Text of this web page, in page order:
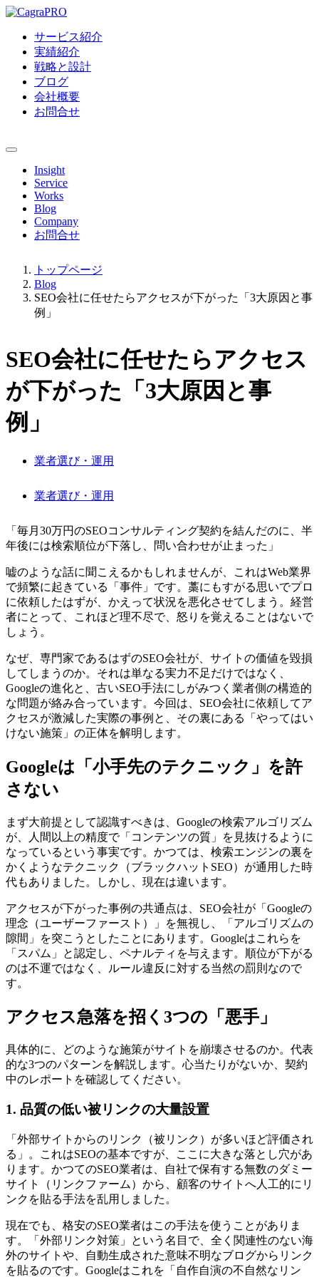
サービス紹介
実績紹介
戦略と設計
ブログ
会社概要
お問合せ
Insight
Service
Works
Blog
Company
お問合せ
トップページ
Blog
SEO会社に任せたらアクセスが下がった「3大原因と事
例」
SEO会社に任せたらアクセス
が下がった「3大原因と事
例」
業者選び・運用
業者選び・運用
「毎月30万円のSEOコンサルティング契約を結んだのに、半
年後には検索順位が下落し、問い合わせが止まった」
嘘のような話に聞こえるかもしれませんが、これはWeb業界
で頻繁に起きている「事件」です。藁にもすがる思いでプロ
に依頼したはずが、かえって状況を悪化させてしまう。経営
者にとって、これほど理不尽で、怒りを覚えることはないで
しょう。
なぜ、専門家であるはずのSEO会社が、サイトの価値を毀損
してしまうのか。それは単なる実力不足だけではなく、
Googleの進化と、古いSEO手法にしがみつく業者側の構造的
な問題が絡み合っています。今回は、SEO会社に依頼してア
クセスが激減した実際の事例と、その裏にある「やってはい
けない施策」の正体を解明します。
Googleは「小手先のテクニック」を許
さない
まず大前提として認識すべきは、Googleの検索アルゴリズム
が、人間以上の精度で「コンテンツの質」を見抜けるように
なっているという事実です。かつては、検索エンジンの裏を
かくようなテクニック（ブラックハットSEO）が通用した時
代もありました。しかし、現在は違います。
アクセスが下がった事例の共通点は、SEO会社が「Googleの
理念（ユーザーファースト）」を無視し、「アルゴリズムの
隙間」を突こうとしたことにあります。Googleはこれらを
「スパム」と認定し、ペナルティを与えます。順位が下がる
のは不運ではなく、ルール違反に対する当然の罰則なので
す。
アクセス急落を招く3つの「悪手」
具体的に、どのような施策がサイトを崩壊させるのか。代表
的な3つのパターンを解説します。心当たりがないか、契約
中のレポートを確認してください。
1. 品質の低い被リンクの大量設置
「外部サイトからのリンク（被リンク）が多いほど評価され
る」。これはSEOの基本ですが、ここに大きな落とし穴があ
ります。かつてのSEO業者は、自社で保有する無数のダミー
サイト（リンクファーム）から、顧客のサイトへ人工的にリ
ンクを貼る手法を乱用しました。
現在でも、格安のSEO業者はこの手法を使うことがありま
す。「外部リンク対策」という名目で、全く関連性のない海
外のサイトや、自動生成された意味不明なブログからリンク
を貼るのです。Googleはこれを「自作自演の不自然なリン